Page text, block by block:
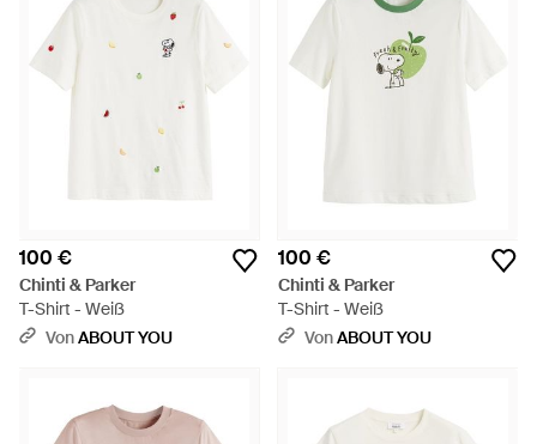
100 €
Chinti & Parker
T-Shirt - Weiß
VonABOUT YOU
100 €
Chinti & Parker
T-Shirt - Weiß
VonABOUT YOU